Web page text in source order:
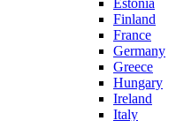
Estonia
Finland
France
Germany
Greece
Hungary
Ireland
Italy